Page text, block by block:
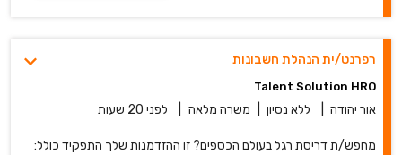
רפרנט/ית הנהלת חשבונות
Talent Solution HRO
אור יהודה ללא נסיון משרה מלאה לפני 20 שעות
מחפש/ת דריסת רגל בעולם הכספים? זו ההזדמנות שלך התפקיד כולל: